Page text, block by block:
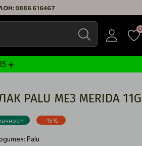
0886 616467
0
☀️
PALU ME3 MERIDA 11G
-15%
Palu